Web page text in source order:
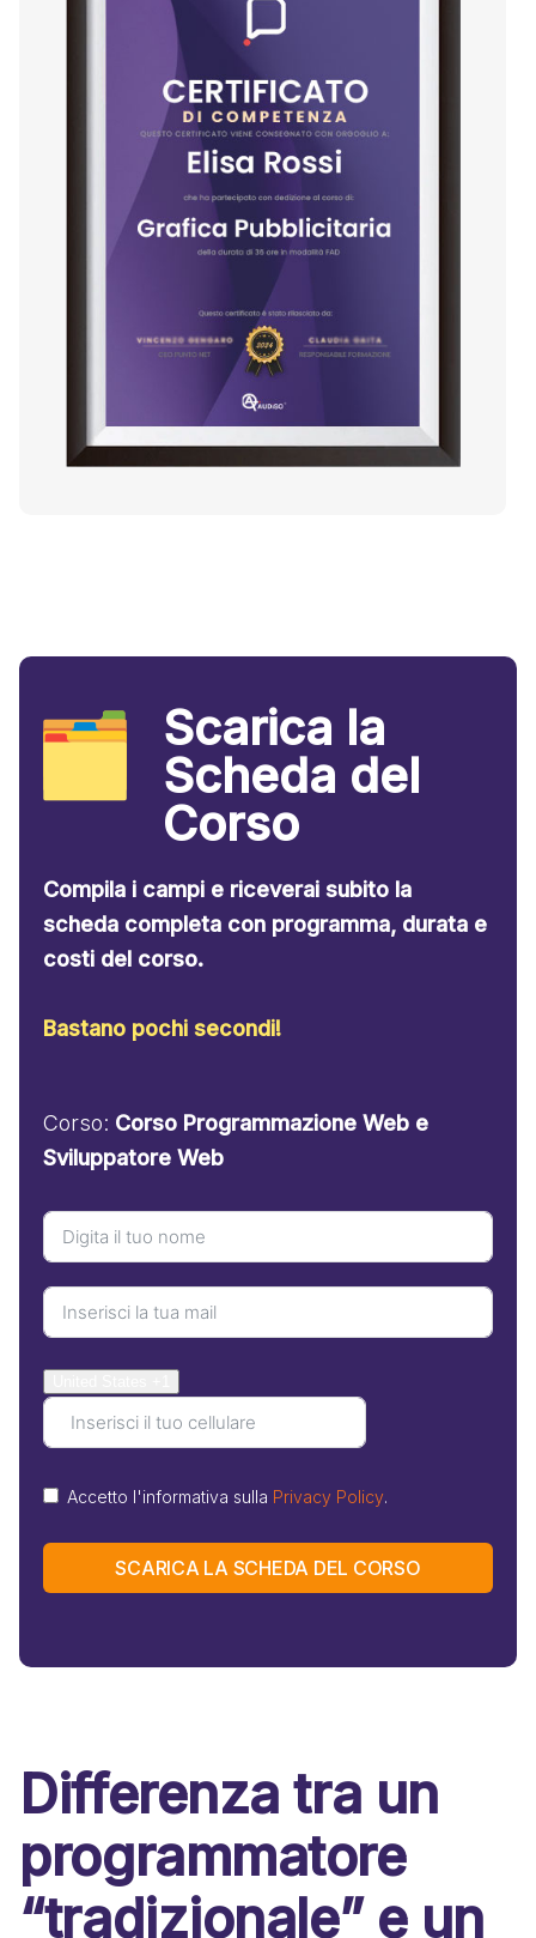
Scarica la
Scheda del
Corso
Compila i campi e riceverai subito la
scheda completa con programma, durata e
costi del corso.
Bastano pochi secondi!
Corso: Corso Programmazione Web e
Sviluppatore Web
Accetto l'informativa sulla Privacy Policy.
SCARICA LA SCHEDA DEL CORSO
Differenza tra un
programmatore
“tradizionale” e un